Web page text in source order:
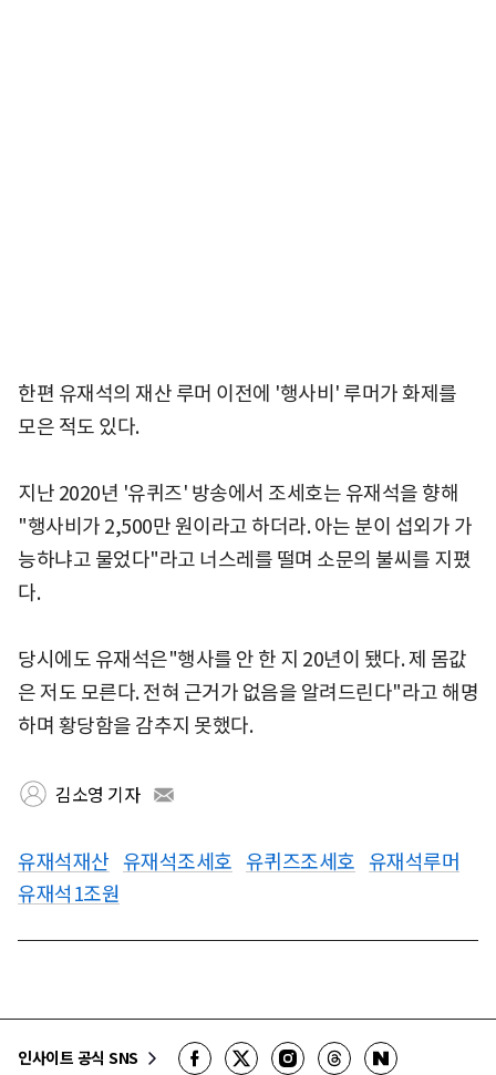
한편 유재석의 재산 루머 이전에 '행사비' 루머가 화제를
모은 적도 있다.
지난 2020년 '유퀴즈' 방송에서 조세호는 유재석을 향해
"행사비가 2,500만 원이라고 하더라. 아는 분이 섭외가 가
능하냐고 물었다"라고 너스레를 떨며 소문의 불씨를 지폈
다.
당시에도 유재석은"행사를 안 한 지 20년이 됐다. 제 몸값
은 저도 모른다. 전혀 근거가 없음을 알려드린다"라고 해명
하며 황당함을 감추지 못했다.
김소영 기자
유재석재산 유재석조세호 유퀴즈조세호 유재석루머
유재석1조원
인사이트 공식 SNS